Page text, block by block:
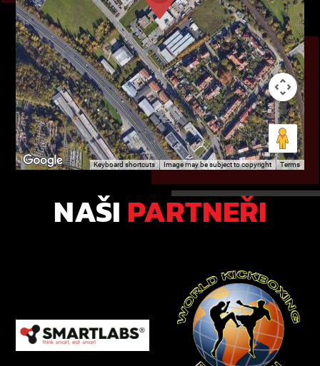
Keyboard shortcuts Image may be subject to copyright Terms
NAŠIPARTNEŘI